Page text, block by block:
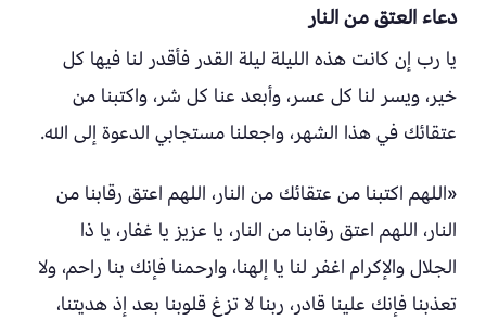
دعاء العتق من النار
يا رب إن كانت هذه الليلة ليلة القدر فأقدر لنا فيها كل
خير، ويسر لنا كل عسر، وأبعد عنا كل شر، واكتبنا من
عتقائك في هذا الشهر، واجعلنا مستجابي الدعوة إلى الله.
«اللهم اكتبنا من عتقائك من النار، اللهم اعتق رقابنا من
النار، اللهم اعتق رقابنا من النار، يا عزيز يا غفار، يا ذا
الجلال والإكرام اغفر لنا يا إلهنا، وارحمنا فإنك بنا راحم، ولا
تعذبنا فإنك علينا قادر، ربنا لا تزغ قلوبنا بعد إذ هديتنا،